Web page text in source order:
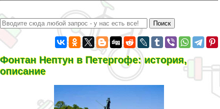
Фонтан Нептун в Петергофе: история,
описание